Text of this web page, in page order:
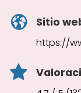
Sitio
https://